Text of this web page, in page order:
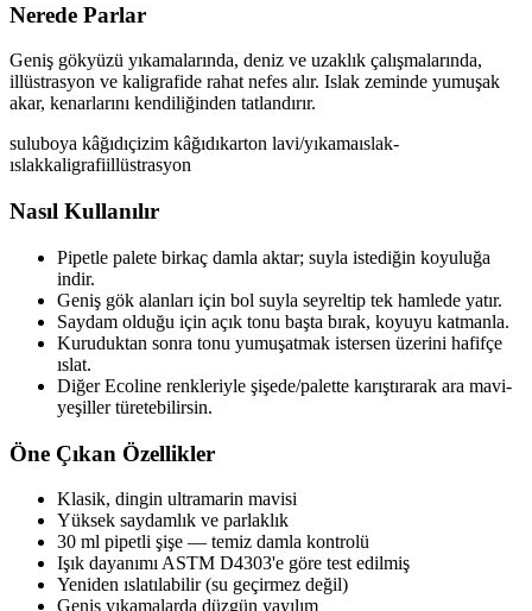
Nerede Parlar
Geniş gökyüzü yıkamalarında, deniz ve uzaklık çalışmalarında,
illüstrasyon ve kaligrafide rahat nefes alır. Islak zeminde yumuşak
akar, kenarlarını kendiliğinden tatlandırır.
suluboya kâğıdıçizim kâğıdıkarton lavi/yıkamaıslak-
ıslakkaligrafiillüstrasyon
Nasıl Kullanılır
Pipetle palete birkaç damla aktar; suyla istediğin koyuluğa
indir.
Geniş gök alanları için bol suyla seyreltip tek hamlede yatır.
Saydam olduğu için açık tonu başta bırak, koyuyu katmanla.
Kuruduktan sonra tonu yumuşatmak istersen üzerini hafifçe
ıslat.
Diğer Ecoline renkleriyle şişede/palette karıştırarak ara mavi-
yeşiller türetebilirsin.
Öne Çıkan Özellikler
Klasik, dingin ultramarin mavisi
Yüksek saydamlık ve parlaklık
30 ml pipetli şişe — temiz damla kontrolü
Işık dayanımı ASTM D4303'e göre test edilmiş
Yeniden ıslatılabilir (su geçirmez değil)
Geniş yıkamalarda düzgün yayılım